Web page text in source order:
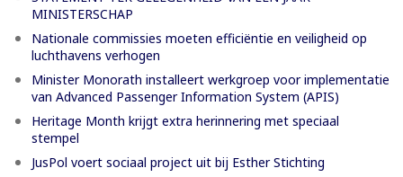
MINISTERSCHAP
Nationale commissies moeten efficiëntie en veiligheid op
luchthavens verhogen
Minister Monorath installeert werkgroep voor implementatie
van Advanced Passenger Information System (APIS)
Heritage Month krijgt extra herinnering met speciaal
stempel
JusPol voert sociaal project uit bij Esther Stichting